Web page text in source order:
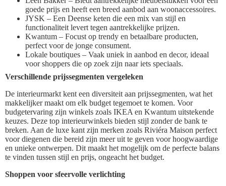
goede prijs en heeft een breed aanbod aan woonaccessoires.
JYSK – Een Deense keten die een mix van stijl en
functionaliteit levert tegen aantrekkelijke prijzen.
Kwantum – Focust op trendy en betaalbare producten,
perfect voor de jonge consument.
Lokale boutiques – Vaak uniek in aanbod en decor, ideaal
voor shoppers die op zoek zijn naar iets speciaals.
Verschillende prijssegmenten vergeleken
De interieurmarkt kent een diversiteit aan prijssegmenten, wat het
makkelijker maakt om elk budget tegemoet te komen. Voor
budgetervaring zijn winkels zoals IKEA en Kwantum uitstekende
keuzes. Deze top interieurwinkels bieden stijl zonder de bank te
breken. Aan de luxe kant zijn merken zoals Riviéra Maison perfect
voor diegenen die bereid zijn meer uit te geven voor hoogwaardige
en unieke ontwerpen. Dit maakt het mogelijk om de perfecte balans
te vinden tussen stijl en prijs, ongeacht het budget.
Shoppen voor sfeervolle verlichting